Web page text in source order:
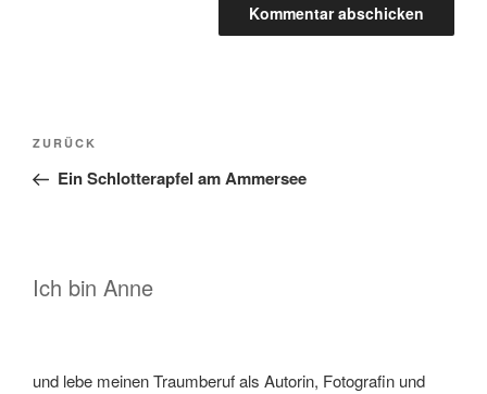
Beitragsnavigation
Vorheriger
Beitrag
ZURÜCK
Ein Schlotterapfel am Ammersee
Ich bin Anne
und lebe meinen Traumberuf als Autorin, Fotografin und